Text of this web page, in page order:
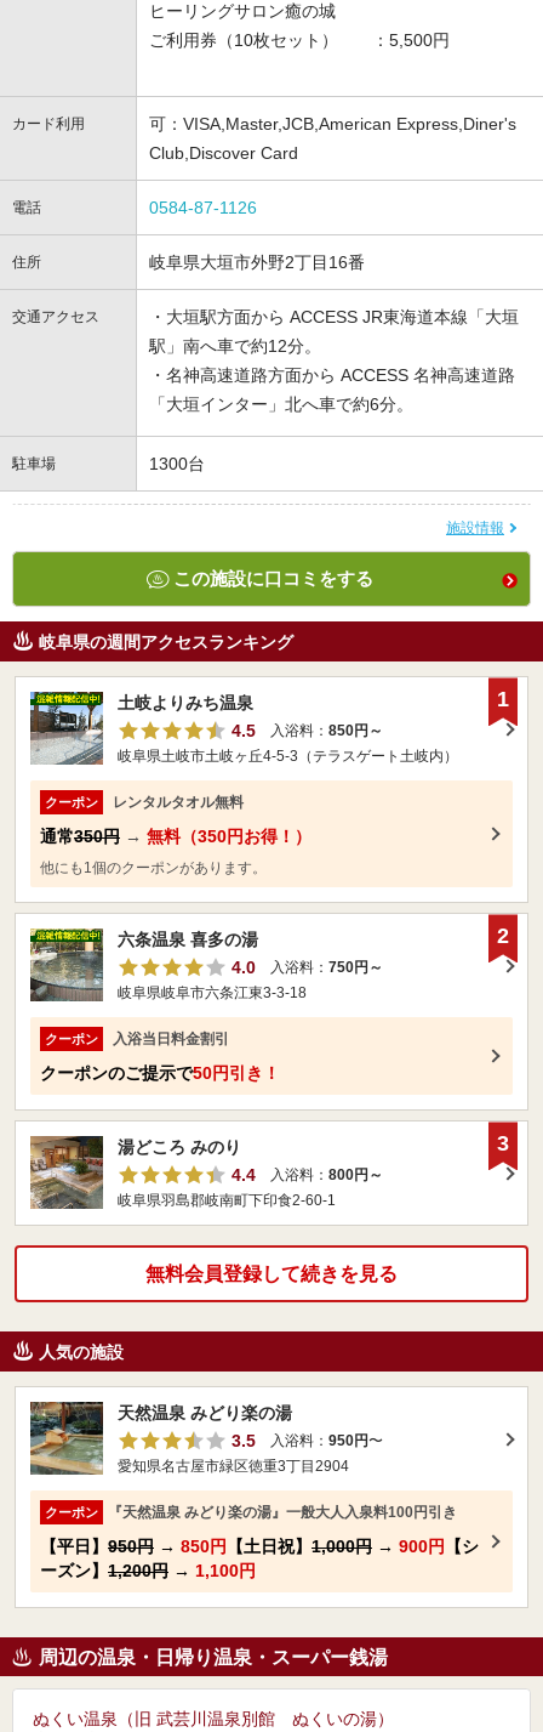
ヒーリングサロン癒の城
ご利用券（10枚セット） ：5,500円
カード利用
可：VISA,Master,JCB,American Express,Diner's
Club,Discover Card
電話 0584-87-1126
住所 岐阜県大垣市外野2丁目16番
交通アクセス
・大垣駅方面から ACCESS JR東海道本線「大垣
駅」南へ車で約12分。
・名神高速道路方面から ACCESS 名神高速道路
「大垣インター」北へ車で約6分。
駐車場 1300台
施設情報
この施設に口コミをする
岐阜県の週間アクセスランキング
土岐よりみち温泉
4.5
入浴料： 850円～
岐阜県土岐市土岐ヶ丘4-5-3（テラスゲート土岐内）
クーポン レンタルタオル無料
通常350円 → 無料（350円お得！）
他にも1個のクーポンがあります。
1
六条温泉 喜多の湯
4.0
入浴料： 750円～
岐阜県岐阜市六条江東3-3-18
クーポン 入浴当日料金割引
クーポンのご提示で50円引き！
2
湯どころ みのり
4.4
入浴料： 800円～
岐阜県羽島郡岐南町下印食2‐60‐1
3
無料会員登録して続きを見る
人気の施設
天然温泉 みどり楽の湯
3.5
入浴料： 950円〜
愛知県名古屋市緑区徳重3丁目2904
クーポン 『天然温泉 みどり楽の湯』一般大人入泉料100円引き
【平日】 950円 → 850円 【土日祝】 1,000円 → 900円
【シ
ーズン】 1,200円 → 1,100円
周辺の温泉・日帰り温泉・スーパー銭湯
ぬくい温泉（旧 武芸川温泉別館 ぬくいの湯）